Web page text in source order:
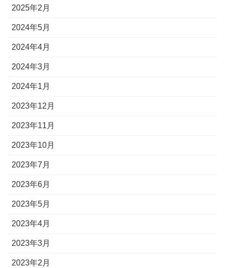
2025年2月
2024年5月
2024年4月
2024年3月
2024年1月
2023年12月
2023年11月
2023年10月
2023年7月
2023年6月
2023年5月
2023年4月
2023年3月
2023年2月